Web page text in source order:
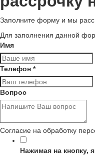
Заполните форму и мы
Для заполнения данной
Имя
Телефон *
Вопрос
Согласие на обработку
Нажимая на кнопку,